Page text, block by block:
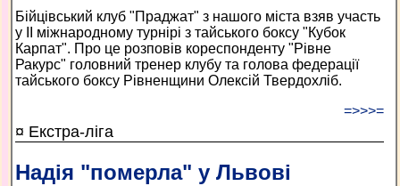
Бійцівський клуб "Праджат" з нашого міста взяв участь
у ІІ міжнародному турнірі з тайського боксу "Кубок
Карпат". Про це розповів кореспонденту "Рівне
Ракурс" головний тренер клубу та голова федерації
тайського боксу Рівненщини Олексій Твердохліб.
=>>>=
¤ Екстра-ліга
Надія "померла" у Львові